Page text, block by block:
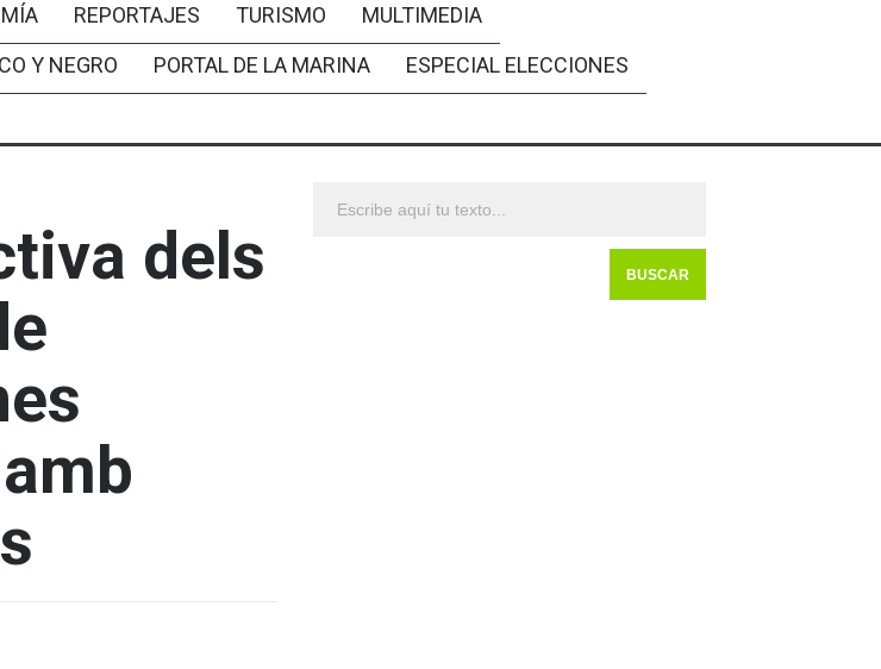
REPORTAJES TURISMO
MULTIMEDIA
Y NEGRO PORTAL DE LA MARINA
ESPECIAL ELECCIONES
dels